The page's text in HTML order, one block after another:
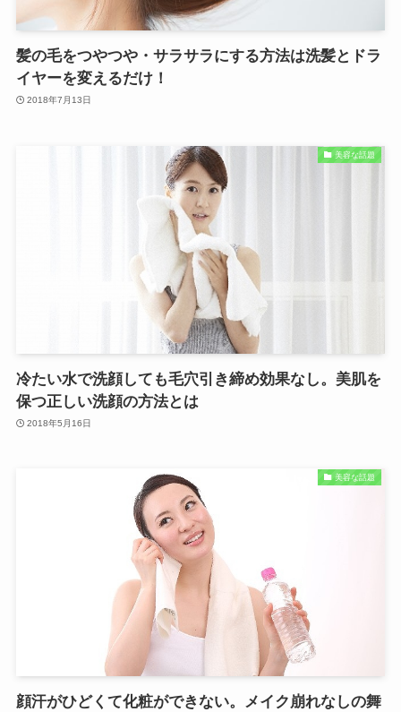
髪の毛をつやつや・サラサラにする方法は洗髪とドラ
イヤーを変えるだけ！
2018年7月13日
美容な話題
冷たい水で洗顔しても毛穴引き締め効果なし。美肌を
保つ正しい洗顔の方法とは
2018年5月16日
美容な話題
顔汗がひどくて化粧ができない。メイク崩れなしの舞